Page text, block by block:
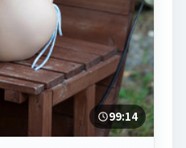
99:14